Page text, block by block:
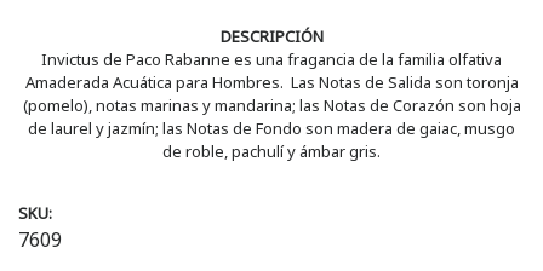
DESCRIPCIÓN
Invictus de Paco Rabanne es una fragancia de la familia olfativa
Amaderada Acuática para Hombres. Las Notas de Salida son toronja
(pomelo), notas marinas y mandarina; las Notas de Corazón son hoja
de laurel y jazmín; las Notas de Fondo son madera de gaiac, musgo
de roble, pachulí y ámbar gris.
SKU:
7609